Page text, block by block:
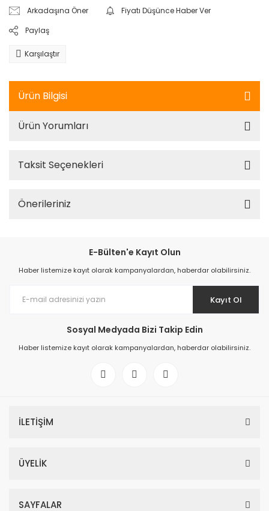
Arkadaşına Öner
Fiyatı Düşünce Haber Ver
Paylaş
Karşılaştır
Ürün Bilgisi
Ürün Yorumları
Taksit Seçenekleri
Önerileriniz
E-Bülten'e Kayıt Olun
Haber listemize kayıt olarak kampanyalardan, haberdar olabilirsiniz.
Kayıt Ol
Sosyal Medyada Bizi Takip Edin
Haber listemize kayıt olarak kampanyalardan, haberdar olabilirsiniz.
İLETİŞİM
ÜYELİK
SAYFALAR